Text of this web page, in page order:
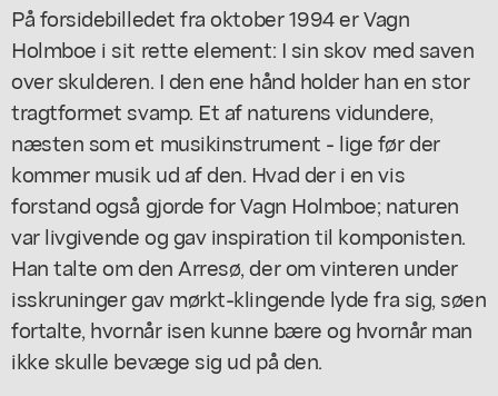
På forsidebilledet fra oktober 1994 er Vagn
Holmboe i sit rette element: I sin skov med saven
over skulderen. I den ene hånd holder han en stor
tragtformet svamp. Et af naturens vidundere,
næsten som et musikinstrument - lige før der
kommer musik ud af den. Hvad der i en vis
forstand også gjorde for Vagn Holmboe; naturen
var livgivende og gav inspiration til komponisten.
Han talte om den Arresø, der om vinteren under
isskruninger gav mørkt-klingende lyde fra sig, søen
fortalte, hvornår isen kunne bære og hvornår man
ikke skulle bevæge sig ud på den.